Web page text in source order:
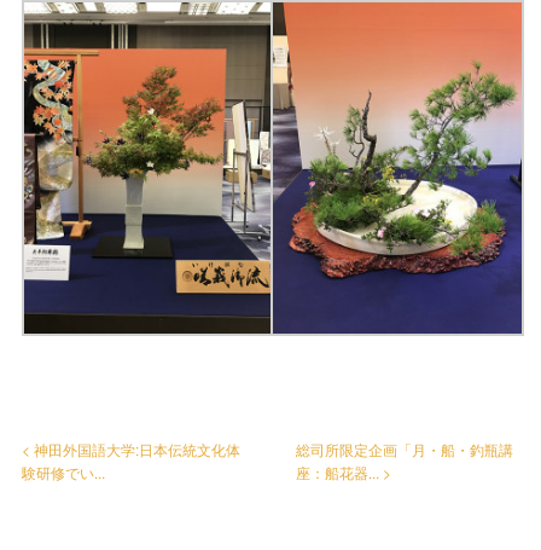
< 神田外国語大学:日本伝統文化体
験研修でい...
総司所限定企画「月・船・釣瓶講
座：船花器... >